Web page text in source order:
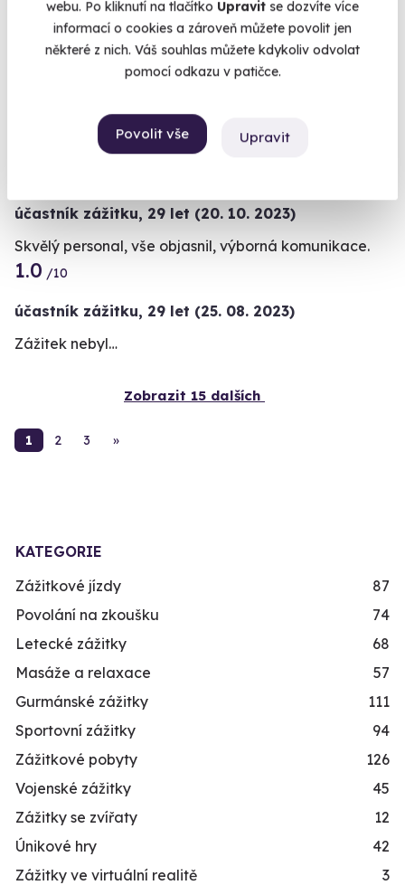
webu. Po kliknutí na tlačítko Upravit se dozvíte více
informací o cookies a zároveň můžete povolit jen
některé z nich. Váš souhlas můžete kdykoliv odvolat
pomocí odkazu v patičce.
Povolit vše Upravit
Chcete rezervovat termín?
Objednat poukaz
rezervujte vy nebo obdarovaný později.
Již mám poukaz
19 let
(05. 04. 2026)
Prostředí, přístup, adrenalin
23 let (27. 04. 2025)
svoboda v onen moment
účastník zážitku, 29 let (20. 10. 2023)
Skvělý personal, vše objasnil, výborná komunikace.
1.0 /10
účastník zážitku, 29 let (25. 08. 2023)
Zážitek nebyl…
Zobrazit 15 dalších
1 2 3 »
KATEGORIE
Zážitkové jízdy
87
Povolání na zkoušku
74
Letecké zážitky
68
Masáže a relaxace
57
Gurmánské zážitky
111
Sportovní zážitky
94
Zážitkové pobyty
126
Vojenské zážitky
45
Zážitky se zvířaty
12
Únikové hry
42
Zážitky ve virtuální realitě
3